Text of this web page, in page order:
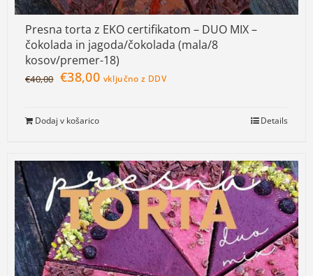
Presna torta z EKO certifikatom – DUO MIX –
čokolada in jagoda/čokolada (mala/8
kosov/premer-18)
€40,00 €38,00 vključno z DDV
Dodaj v košarico Details